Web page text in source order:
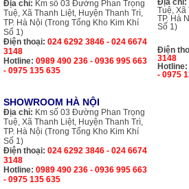
Địa chỉ: Km số 03 Đường Phan Trọng
Tuệ, Xã Thanh Liệt, Huyện Thanh Trì,
TP. Hà Nội (Trong Tổng Kho Kim Khí
Số 1)
Điện thoại: 024 6292 3846 - 024 6674
3148
Hotline: 0989 490 236 - 0936 995 663
- 0975 135 635
Địa chỉ:
Tuệ, Xã
TP. Hà
Số 1)
Điện
3148
Hotline:
- 0975
SHOWROOM HÀ NỘI
Địa chỉ: Km số 03 Đường Phan Trọng
Tuệ, Xã Thanh Liệt, Huyện Thanh Trì,
TP. Hà Nội (Trong Tổng Kho Kim Khí
Số 1)
Điện thoại: 024 6292 3846 - 024 6674
3148
Hotline: 0989 490 236 - 0936 995 663
- 0975 135 635